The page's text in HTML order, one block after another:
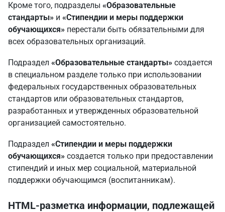
Кроме того, подразделы «Образовательные
стандарты» и «Стипендии и меры поддержки
обучающихся» перестали быть обязательными для
всех образовательных организаций.
Подраздел «Образовательные стандарты» создается
в специальном разделе только при использовании
федеральных государственных образовательных
стандартов или образовательных стандартов,
разработанных и утвержденных образовательной
организацией самостоятельно.
Подраздел «Стипендии и меры поддержки
обучающихся» создается только при предоставлении
стипендий и иных мер социальной, материальной
поддержки обучающимся (воспитанникам).
HTML-разметка информации, подлежащей